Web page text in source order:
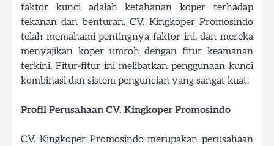
faktor kunci adalah ketahanan koper terhadap
tekanan dan benturan. CV. Kingkoper Promosindo
telah memahami pentingnya faktor ini, dan mereka
menyajikan koper umroh dengan fitur keamanan
terkini. Fitur-fitur ini melibatkan penggunaan kunci
kombinasi dan sistem penguncian yang sangat kuat.
Profil Perusahaan CV. Kingkoper Promosindo
CV. Kingkoper Promosindo merupakan perusahaan